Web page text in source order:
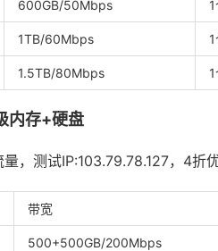
600GB/50Mbps
1TB/60Mbps
1.5TB/80Mbps
内存+硬盘
，测试IP:103.79.78.127，4折优
带宽
500+500GB/200Mbps